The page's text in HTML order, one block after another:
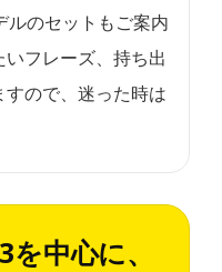
ルのセットもご案内
フレーズ、持ち出
すので、迷った時は
中心に、